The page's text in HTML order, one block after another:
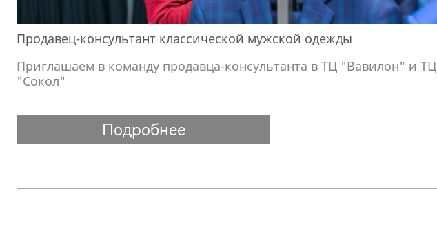
Продавец-консультант классической мужской одежды
Приглашаем в команду продавца-консультанта в ТЦ "Вавилон" и ТЦ
"Сокол"
Подробнее